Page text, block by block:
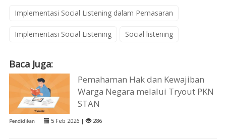
Implementasi Social Listening dalam Pemasaran
Implementasi Social Listening Social listening
Baca Juga:
Pemahaman Hak dan Kewajiban
Warga Negara melalui Tryout PKN
STAN
Pendidikan 5 Feb 2026 | 286